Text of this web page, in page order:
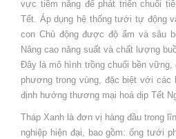
vực tiềm năng để phát triển chuối
Tết. Áp dụng hệ thống tưới tự động
con Chủ động được độ ẩm và sâu
Nâng cao năng suất và chất lượng
Đây là mô hình trồng chuối bền vững,
phương trong vùng, đặc biệt với các
định hướng thương mại hoá dịp Tết
Tháp Xanh là đơn vị hàng đầu trong
nghiệp hiện đại, bao gồm: ống tưới